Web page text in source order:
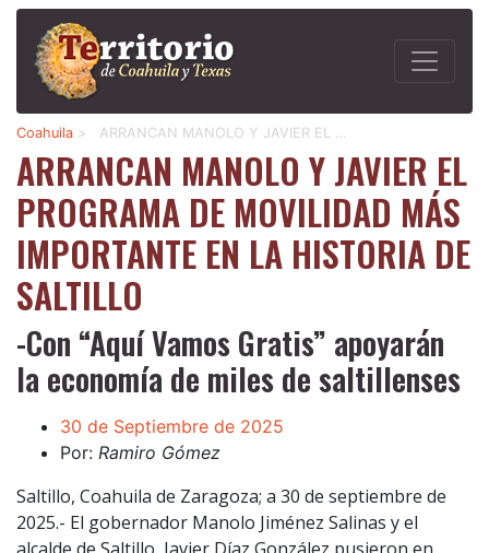
Coahuila > ARRANCAN MANOLO Y JAVIER EL …
ARRANCAN MANOLO Y JAVIER EL
PROGRAMA DE MOVILIDAD MÁS
IMPORTANTE EN LA HISTORIA DE
SALTILLO
-Con “Aquí Vamos Gratis” apoyarán
la economía de miles de saltillenses
30 de Septiembre de 2025
Por: Ramiro Gómez
Saltillo, Coahuila de Zaragoza; a 30 de septiembre de
2025.- El gobernador Manolo Jiménez Salinas y el